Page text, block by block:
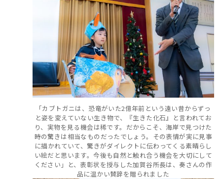
「カブトガニは、恐竜がいた2億年前という遠い昔からずっ
と姿を変えていない生き物で、『生きた化石』と言われてお
り、実物を見る機会は稀です。だからこそ、海岸で見つけた
時の驚きは相当なものだったでしょう。その表情が実に見事
に描かれていて、驚きがダイレクトに伝わってくる素晴らし
い絵だと思います。今後も自然と触れ合う機会を大切にして
ください」と、表彰状を授与した加賀谷所長は、奏さんの作
品に温かい賛辞を贈られました